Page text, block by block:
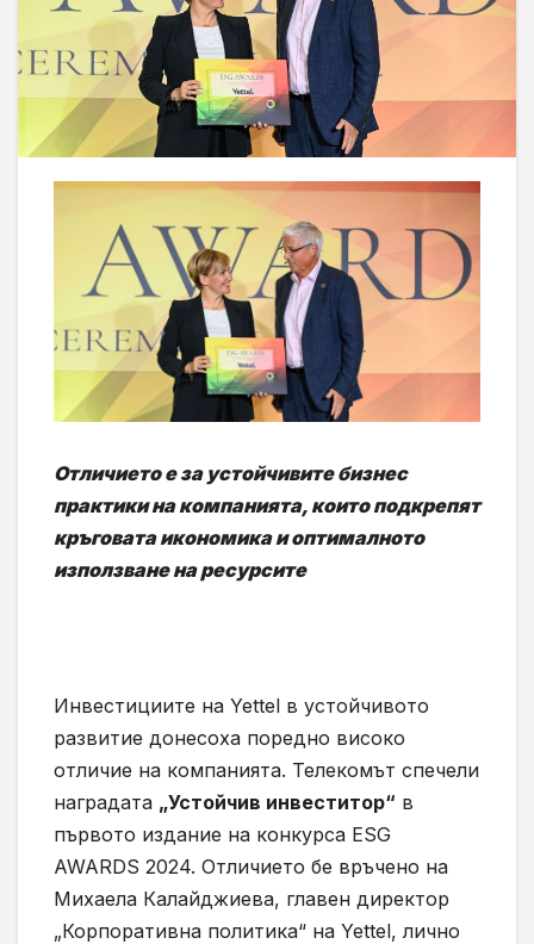
Отличието е за устойчивите бизнес
практики на компанията, които подкрепят
кръговата икономика и оптималното
използване на ресурсите
Инвестициите на Yettel в устойчивото
развитие донесоха поредно високо
отличие на компанията. Телекомът спечели
наградата „Устойчив инвеститор“ в
първото издание на конкурса ESG
AWARDS 2024. Отличието бе връчено на
Михаела Калайджиева, главен директор
„Корпоративна политика“ на Yettel, лично